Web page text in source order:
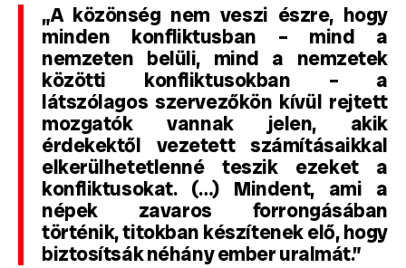
„A közönség nem veszi észre, hogy
minden konfliktusban – mind a
nemzeten belüli, mind a nemzetek
közötti konfliktusokban – a
látszólagos szervezőkön kívül rejtett
mozgatók vannak jelen, akik
érdekektől vezetett számításaikkal
elkerülhetetlenné teszik ezeket a
konfliktusokat. (…) Mindent, ami a
népek zavaros forrongásában
történik, titokban készítenek elő, hogy
biztosítsák néhány ember uralmát.”